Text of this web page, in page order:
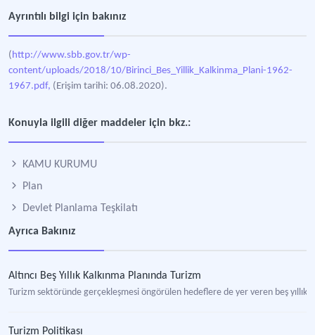
Ayrıntılı bilgi için bakınız
(http://www.sbb.gov.tr/wp-
content/uploads/2018/10/Birinci_Bes_Yillik_Kalkinma_Plani-1962-
1967.pdf, (Erişim tarihi: 06.08.2020).
Konuyla ilgili diğer maddeler için bkz.:
KAMU KURUMU
Plan
Devlet Planlama Teşkilatı
Ayrıca Bakınız
Altıncı Beş Yıllık Kalkınma Planında Turizm
Turizm sektöründe gerçekleşmesi öngörülen hedeflere de yer veren beş yıllık
Turizm Politikası